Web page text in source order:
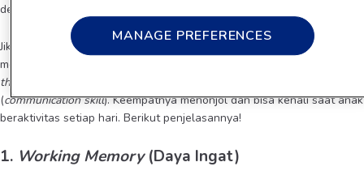
dengan IQ yang tinggi punya ciri-ciri tertentu, ya Moms.
Jika anak punya IQ tinggi, ia akan menguasai beberapa aspek yang
mencakup daya ingat
thinking
(communication skill). Keempatnya menonjol dan bisa kenali saat anak
beraktivitas setiap hari. Berikut penjelasannya!
1. Working Memory(Daya Ingat)
MANAGE PREFERENCES